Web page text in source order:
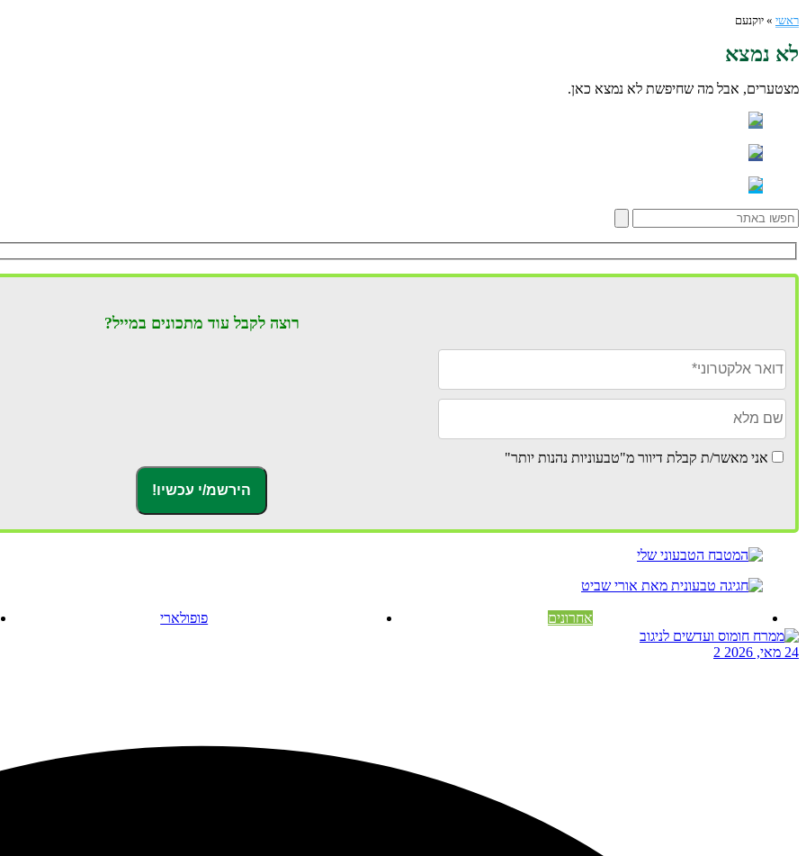
ראשי » יוקנעם
לא נמצא
מצטערים, אבל מה שחיפשת לא נמצא כאן.
רוצה לקבל עוד מתכונים במייל?
אני מאשר/ת קבלת דיוור מ"טבעוניות נהנות יותר"
אחרונים פופולארי
24 מאי, 2026 2